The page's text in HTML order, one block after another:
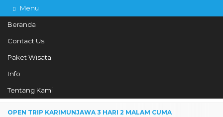
Menu
Beranda
Contact Us
Paket Wisata
Info
Tentang Kami